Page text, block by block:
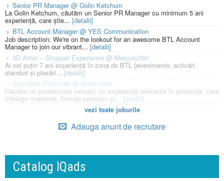
Senior PR Manager @ Golin Ketchum
La Golin Ketchum, căutăm un Senior PR Manager cu minimum 5 ani
experiență, care știe... [detalii]
BTL Account Manager @ YES Communication
Job description: We're on the lookout for an awesome BTL Account
Manager to join our vibrant... [detalii]
3D Artist – Shopper Experience @ Mercury360
Ai cel puțin 7 ani experiență în zona de BTL (evenimente, activări,
standuri și plasări...[detalii]
Specialist Productie @ Godmother
Căutăm un profesionist versatil, cu experiență relevantă în producție, care
înțelege materiale, finisaje premium și... [detalii]
vezi toate joburile
Adauga anunt de recrutare
Catalog IQads